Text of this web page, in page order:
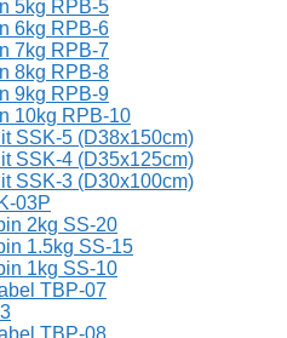
5kg RPB-5
6kg RPB-6
7kg RPB-7
8kg RPB-8
9kg RPB-9
10kg RPB-10
SSK-5 (D38x150cm)
SSK-4 (D35x125cm)
SSK-3 (D30x100cm)
03P
2kg SS-20
1.5kg SS-15
1kg SS-10
TBP-07